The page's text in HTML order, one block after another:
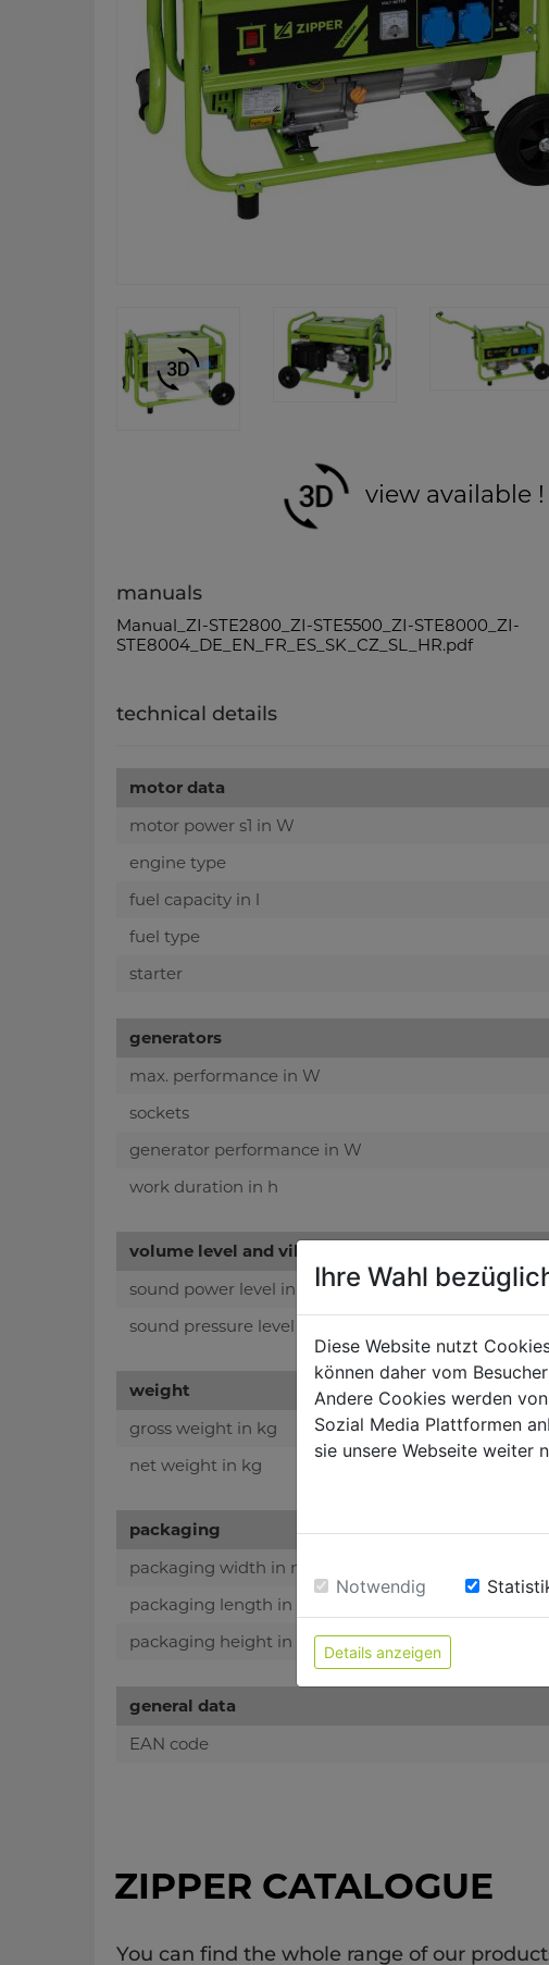
view available !
manuals
Manual_ZI-STE2800_ZI-STE5500_ZI-STE8000_ZI-
STE8004_DE_EN_FR_ES_SK_CZ_SL_HR.pdf
technical details
motor data
motor power s1 in W
engine type
fuel capacity in l
fuel type
starter
generators
max. performance in W
sockets
generator performance in W
work duration in h
volume level and vibration
sound power level in dB(A)
sound pressure level in dB(A)
weight
gross weight in kg
net weight in kg
packaging
packaging width in mm
packaging length in mm
packaging height in mm
general data
EAN code
ZIPPER CATALOGUE
You can find the whole range of our
Ihre Wahl
Diese Website nutzt
können daher vom
Andere Cookies werden
Sozial Media Plattformen
sie unsere Webseite weiter
Notwendig
Details anzeigen